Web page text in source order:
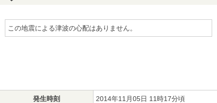
この地震による津波の心配はありません。
発生時刻 2014年11月05日 11時17分頃